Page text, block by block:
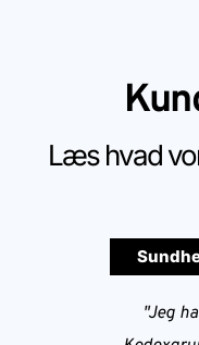
Læs hvad
"Jeg